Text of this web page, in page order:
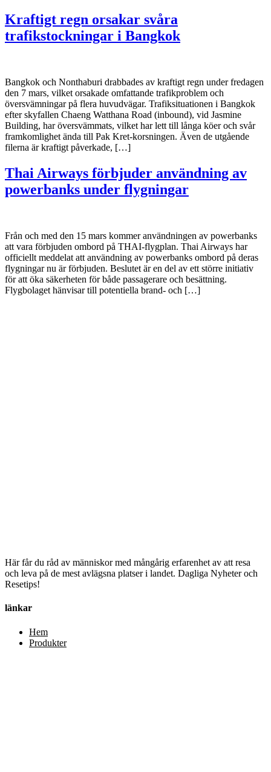
Kraftigt regn orsakar svåra
trafikstockningar i Bangkok
Bangkok och Nonthaburi drabbades av kraftigt regn under fredagen
den 7 mars, vilket orsakade omfattande trafikproblem och
översvämningar på flera huvudvägar. Trafiksituationen i Bangkok
efter skyfallen Chaeng Watthana Road (inbound), vid Jasmine
Building, har översvämmats, vilket har lett till långa köer och svår
framkomlighet ända till Pak Kret-korsningen. Även de utgående
filerna är kraftigt påverkade, […]
Thai Airways förbjuder användning av
powerbanks under flygningar
Från och med den 15 mars kommer användningen av powerbanks
att vara förbjuden ombord på THAI-flygplan. Thai Airways har
officiellt meddelat att användning av powerbanks ombord på deras
flygningar nu är förbjuden. Beslutet är en del av ett större initiativ
för att öka säkerheten för både passagerare och besättning.
Flygbolaget hänvisar till potentiella brand- och […]
Här får du råd av människor med mångårig erfarenhet av att resa
och leva på de mest avlägsna platser i landet. Dagliga Nyheter och
Resetips!
länkar
Hem
Produkter